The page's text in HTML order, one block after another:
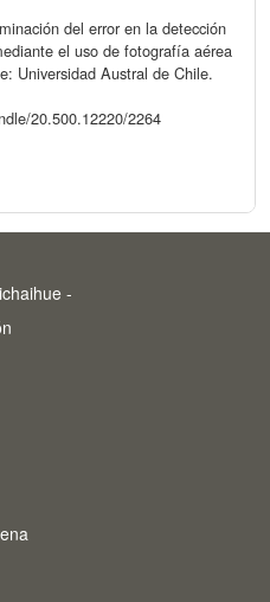
del error en la detección
el uso de fotografía aérea
Universidad Austral de Chile.
20.500.12220/2264
-